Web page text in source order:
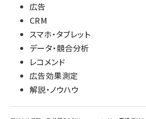
広告
CRM
スマホ・タブレット
データ・競合分析
レコメンド
広告効果測定
解説・ノウハウ